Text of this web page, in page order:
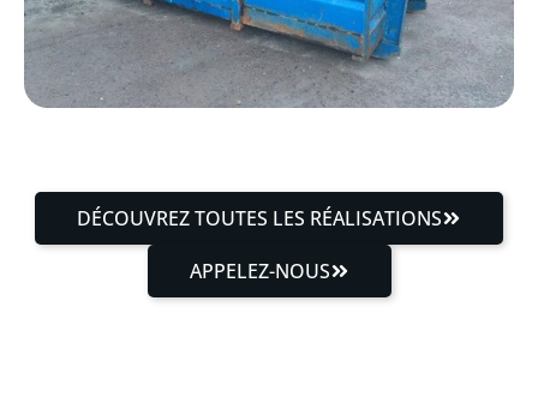
DÉCOUVREZ TOUTES LES RÉALISATIONS
APPELEZ-NOUS